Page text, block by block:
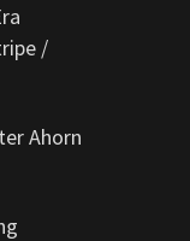
/
Ahorn